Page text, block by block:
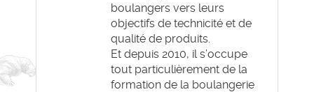
boulangers vers leurs
objectifs de technicité et de
qualité de produits.
Et depuis 2010, il s’occupe
tout particulièrement de la
formation de la boulangerie